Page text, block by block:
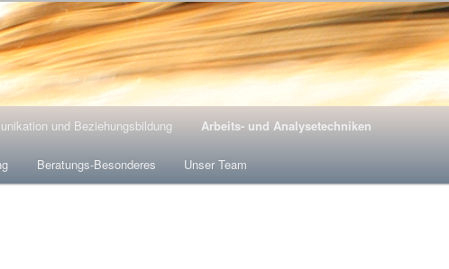
und Beziehungsbildung Arbeits- und Analysetechniken
Beratungs-Besonderes Unser Team